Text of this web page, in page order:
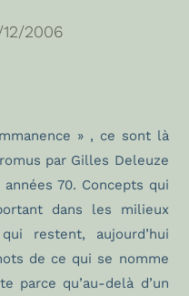
2006
» , ce sont là
par Gilles Deleuze
70. Concepts qui
dans les milieux
restent, aujourd’hui
de ce qui se nomme
parce qu’au-delà d’un